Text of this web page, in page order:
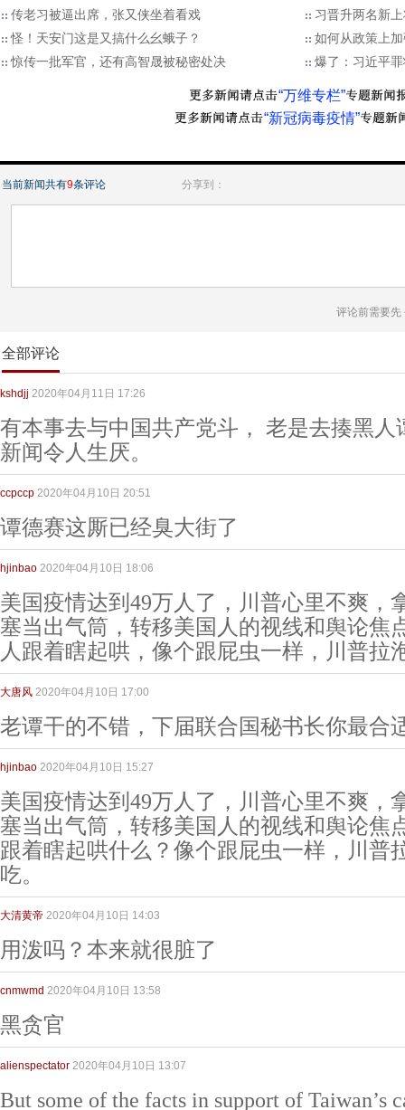
传老习被逼出席，张又侠坐着看戏
习晋升两名新
怪！天安门这是又搞什么幺蛾子？
如何从政策上
惊传一批军官，还有高智晟被秘密处决
爆了：习近平
“万维专栏”
“新冠病毒疫情”
当前新闻共有9条评论 分享到：
评论前需要先
全部评论
kshdjj 2020年04月11日 17:26
有本事去与中国共产党斗， 老是去揍黑人
新闻令人生厌。
ccpccp 2020年04月10日 20:51
谭德赛这厮已经臭大街了
hjinbao 2020年04月10日 18:06
美国疫情达到49万人了，川普心里不爽，
塞当出气筒，转移美国人的视线和舆论焦
人跟着瞎起哄，像个跟屁虫一样，川普拉
大唐风 2020年04月10日 17:00
老谭干的不错，下届联合国秘书长你最合
hjinbao 2020年04月10日 15:27
美国疫情达到49万人了，川普心里不爽，
塞当出气筒，转移美国人的视线和舆论焦
跟着瞎起哄什么？像个跟屁虫一样，川普
吃。
大清黄帝 2020年04月10日 14:03
用泼吗？本来就很脏了
cnmwmd 2020年04月10日 13:58
黑贪官
alienspectator 2020年04月10日 13:07
But some of the facts in support of Taiwan’s